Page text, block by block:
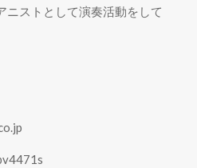
ニストとして演奏活動をして